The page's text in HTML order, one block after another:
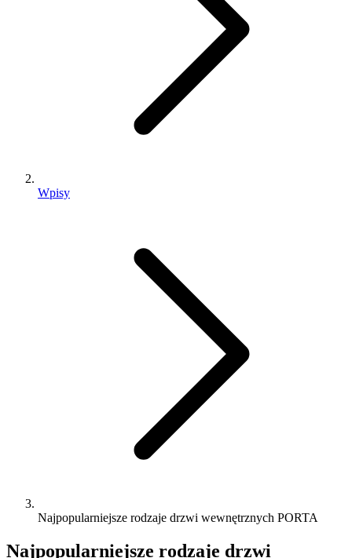
Wpisy
Najpopularniejsze rodzaje drzwi wewnętrznych PORTA
Najpopularniejsze rodzaje drzwi